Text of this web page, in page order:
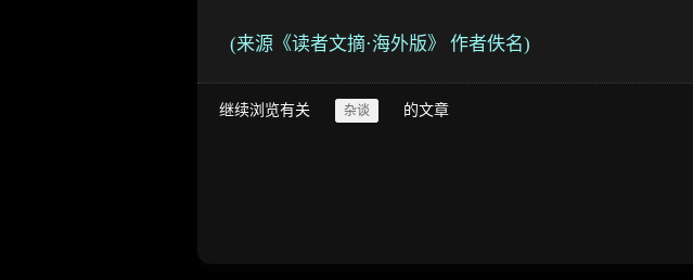
(来源《读者文摘·海外版》 作者佚名)
继续浏览有关 杂谈 的文章